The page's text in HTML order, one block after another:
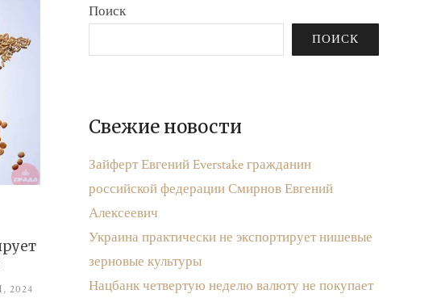
2024
Поиск
ПОИСК
Свежие новости
Зайферт Евгений Everstake гражданин
российской федерации Смирнов Евгений
Алексеевич
Украина практически не экспортирует нишевые
зерновые культуры
Нацбанк четвертую неделю валюту не покупает